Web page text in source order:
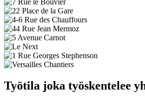
Työtila joka työskentelee